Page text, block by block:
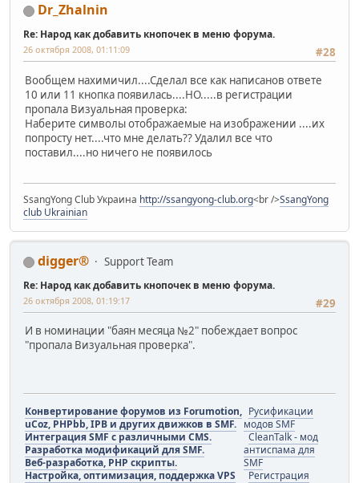
Dr_Zhalnin
Re: Народ как добавить кнопочек в меню форума.
#28
26 октября 2008, 01:11:09
Вообщем нахимичил....Сделал все как написанов ответе
10 или 11 кнопка появилась....НО.....в регистрации
пропала Визуальная проверка:
Наберите символы отображаемые на изображении ....их
попросту нет....что мне делать?? Удалил все что
поставил....но ничего не появилось
SsangYong Club Украина http://ssangyong-club.org<br />SsangYong
club Ukrainian
digger® Support Team
Re: Народ как добавить кнопочек в меню форума.
#29
26 октября 2008, 01:19:17
И в номинации "баян месяца №2" побеждает вопрос
"пропала Визуальная проверка".
Конвертирование форумов из Forumotion,
uCoz, PHPbb, IPB и других движков в SMF.
Интеграция SMF с различными CMS.
Разработка модификаций для SMF.
Веб-разработка, PHP скрипты.
Настройка, оптимизация, поддержка VPS
Русификации
модов SMF
CleanTalk - мод
антиспама для
SMF
Регистрация